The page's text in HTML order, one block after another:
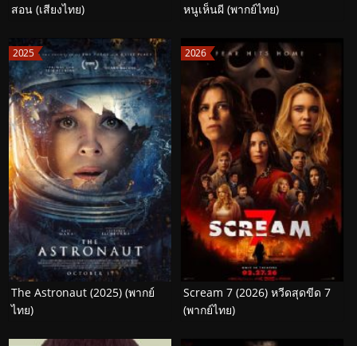
สอน (เสียงไทย)
หนูเห็นผี (พากย์ไทย)
2025
The Astronaut (2025) (พากย์
ไทย)
2026
Scream 7 (2026) หวีดสุดขีด 7
(พากย์ไทย)